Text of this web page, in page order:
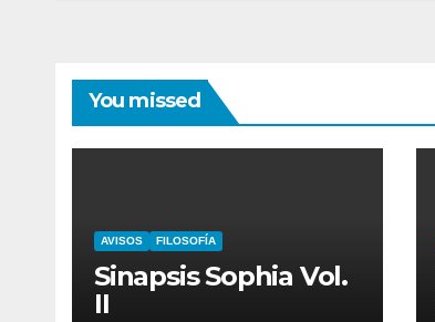
You missed
AVISOS FILOSOFÍA
Sinapsis Sophia Vol.
II